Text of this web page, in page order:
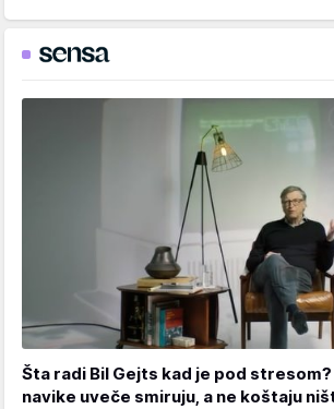
Šta radi Bil Gejts kad je pod
navike uveče smiruju, a ne koštaju